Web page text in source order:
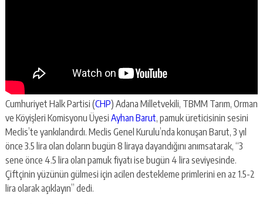
Cumhuriyet Halk Partisi (CHP) Adana Milletvekili, TBMM Tarım, Orman
ve Köyişleri Komisyonu Üyesi Ayhan Barut, pamuk üreticisinin sesini
Meclis’te yankılandırdı. Meclis Genel Kurulu’nda konuşan Barut, 3 yıl
önce 3.5 lira olan doların bugün 8 liraya dayandığını anımsatarak, “3
sene önce 4.5 lira olan pamuk fiyatı ise bugün 4 lira seviyesinde.
Çiftçinin yüzünün gülmesi için acilen destekleme primlerini en az 1.5-2
lira olarak açıklayın” dedi.